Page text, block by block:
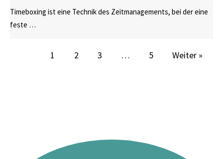
Timeboxing ist eine Technik des Zeitmanagements, bei der eine
feste …
1 2 3 … 5 Weiter »